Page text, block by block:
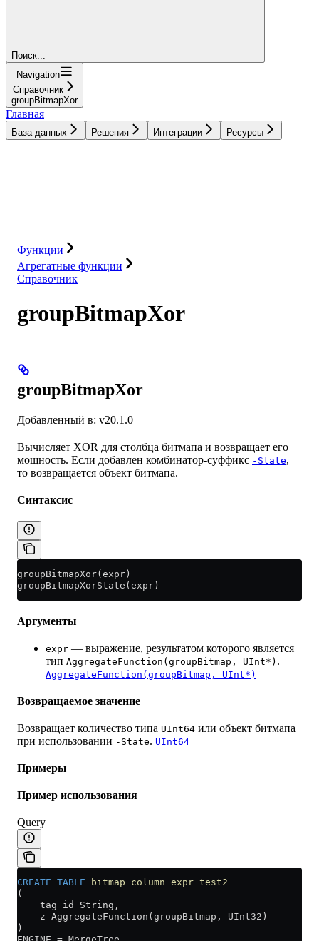
Поиск...
Navigation
Справочник
groupBitmapXor
Главная
База данных Решения Интеграции Ресурсы
Функции
Агрегатные функции
Справочник
groupBitmapXor
groupBitmapXor
Добавленный в: v20.1.0
Вычисляет XOR для столбца битмапа и возвращает его
мощность. Если добавлен комбинатор-суффикс -State,
то возвращается объект битмапа.
Синтаксис
groupBitmapXor(expr)
groupBitmapXorState(expr)
Аргументы
expr — выражение, результатом которого является
тип AggregateFunction(groupBitmap, UInt*) .
AggregateFunction(groupBitmap, UInt*)
Возвращаемое значение
Возвращает количество типа UInt64 или объект битмапа
при использовании -State. UInt64
Примеры
Пример использования
Query
CREATE TABLE bitmap_column_expr_test2
(
    tag_id String,
    z AggregateFunction(groupBitmap, UInt32)
)